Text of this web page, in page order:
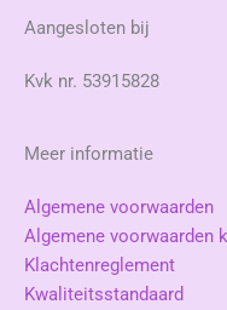
Aangesloten bij
Kvk nr. 53915828
Meer informatie
Algemene voorwaarden
Algemene voorwaarden
Klachtenreglement
Kwaliteitsstandaard